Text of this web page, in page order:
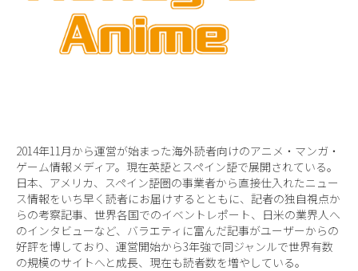
2014年11月から運営が始まった海外読者向けのアニメ・マンガ・
ゲーム情報メディア。現在英語とスペイン語で展開されている。
日本、アメリカ、スペイン語圏の事業者から直接仕入れたニュー
ス情報をいち早く読者にお届けするとともに、記者の独自視点か
らの考察記事、世界各国でのイベントレポート、日米の業界人へ
のインタビューなど、バラエティに富んだ記事がユーザーからの
好評を博しており、運営開始から3年強で同ジャンルで世界有数
の規模のサイトへと成長、現在も読者数を増やしている。